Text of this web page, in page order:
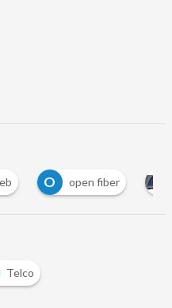
O open fiber
Telco